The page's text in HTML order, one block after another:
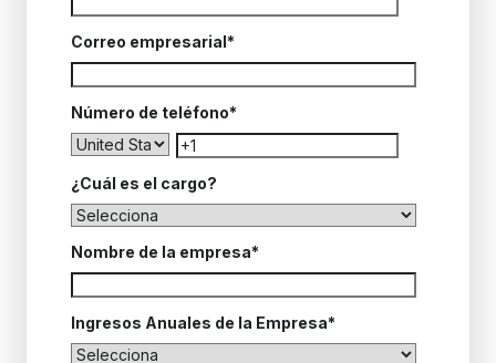
Correo empresarial*
Número de teléfono*
¿Cuál es el cargo?
Nombre de la empresa*
Ingresos Anuales de la Empresa*